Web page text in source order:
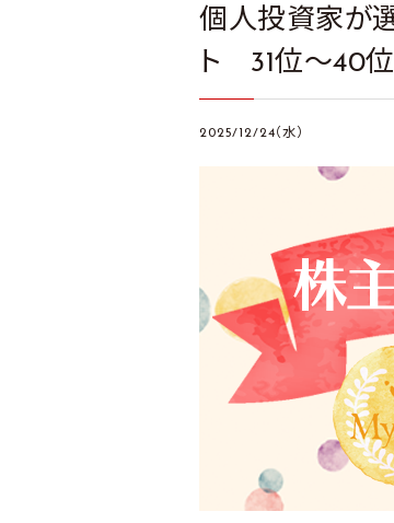
個人投資家が
ト 31位～40位
2025/12/24（水）